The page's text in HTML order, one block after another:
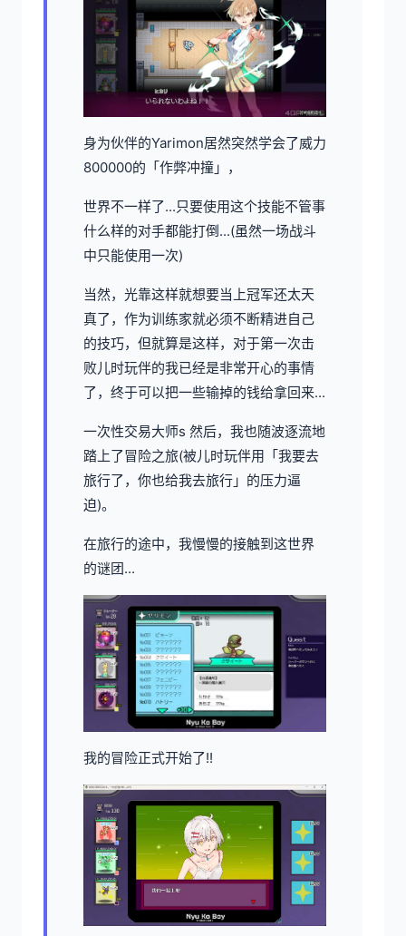
身为伙伴的Yarimon居然突然学会了威力
800000的「作弊冲撞」，
世界不一样了...只要使用这个技能不管事
什么样的对手都能打倒...(虽然一场战斗
中只能使用一次)
当然，光靠这样就想要当上冠军还太天
真了，作为训练家就必须不断精进自己
的技巧，但就算是这样，对于第一次击
败儿时玩伴的我已经是非常开心的事情
了，终于可以把一些输掉的钱给拿回来...
一次性交易大师s 然后，我也随波逐流地
踏上了冒险之旅(被儿时玩伴用「我要去
旅行了，你也给我去旅行」的压力逼
迫)。
在旅行的途中，我慢慢的接触到这世界
的谜团...
我的冒险正式开始了!!